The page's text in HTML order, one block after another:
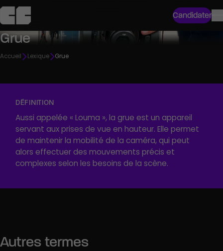
Candidater
Grue
Accueil Lexique Grue
DÉFINITION
Aussi appelée « Louma », la grue est un appareil
servant aux prises de vue en hauteur. Elle permet
de maintenir la mobilité de la caméra, qui peut
alors effectuer des mouvements précis et
complexes selon les besoins de la scène.
Autres termes